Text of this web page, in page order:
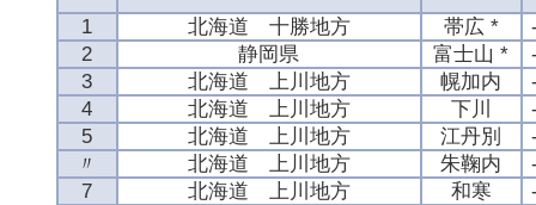
1
北海道 十勝地方 帯広 *
2
静岡県 富士山 *
3
北海道 上川地方 幌加内
4
北海道 上川地方 下川
5
北海道 上川地方 江丹別
〃
北海道 上川地方 朱鞠内
7
北海道 上川地方 和寒